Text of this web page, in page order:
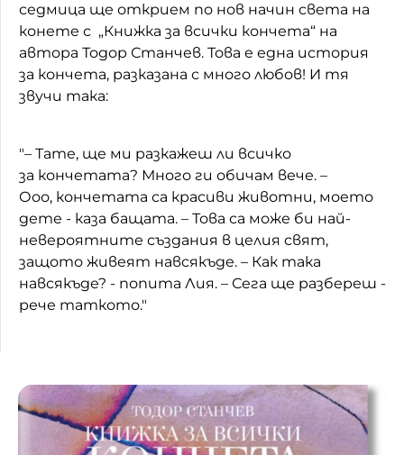
Златната ябълка
Непознатите думи
Като Айнщайн
Питаме Ви
До ре ми
седмица ще открием по нов начин света на
конете с „Книжка за всички кончета“ на
автора Тодор Станчев. Това е една история
за кончета, разказана с много любов! И тя
звучи така:
"– Тате, ще ми разкажеш ли всичко
за кончетата? Много ги обичам вече. –
Ооо, кончетата са красиви животни, моето
дете - каза бащата. – Това са може би най-
невероятните създания в целия свят,
защото живеят навсякъде. – Как така
навсякъде? - попита Лия. – Сега ще разбереш -
рече таткото."